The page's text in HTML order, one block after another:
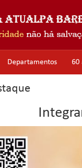
Departamentos 60